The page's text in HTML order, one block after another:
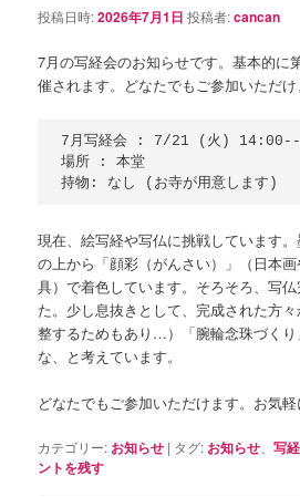
投稿日時:2026年7月1日 投稿者:cancan
7月の写経会のお知らせです。基本的に
催されます。どなたでもご参加いただけ
7月写経会 : 7/21 (火) 14:00--
場所 : 本堂
現在、絵写経や写仏に挑戦しています
の上から「顔彩（がんさい）」（日本
具）で着色しています。そろそろ、写
た。少し息抜きとして、完成された方
整するためもあり…）「腕輪念珠づく
な、と考えています。
どなたでもご参加いただけます。お気軽
カテゴリー: お知らせ | タグ: お知らせ 、写経
ントを残す